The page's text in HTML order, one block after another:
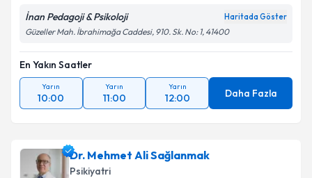
İnan Pedagoji & Psikoloji Haritada Göster
Güzeller Mah. İbrahimağa Caddesi, 910. Sk. No: 1, 41400
En Yakın Saatler
Yarın
10:00
Yarın
11:00
Yarın
12:00 Daha Fazla
Dr. Mehmet Ali Sağlanmak
Psikiyatri